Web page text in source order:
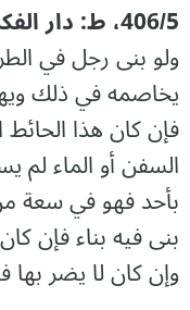
406/5، ط: دار الفکر)
ولو بنى رجل في
يخاصمه في ذلك
فإن كان هذا
السفن أو الماء لم
بأحد فهو في سعة من
بنى فيه بناء فإن
وإن كان لا يضر